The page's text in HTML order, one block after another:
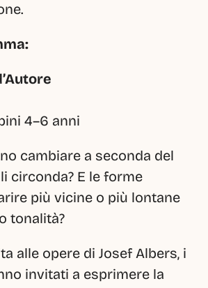
4–6 anni
cambiare a seconda del
circonda? E le forme
più vicine o più lontane
tonalità?
alle opere di Josef Albers, i
invitati a esprimere la